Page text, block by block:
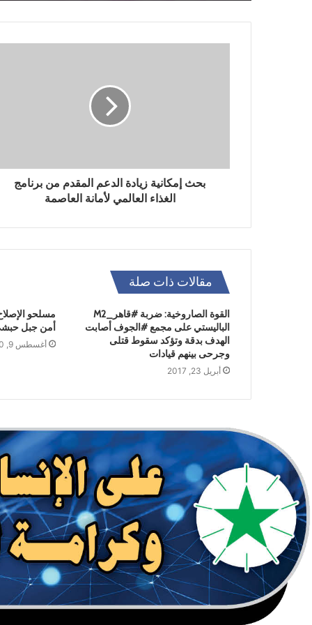
بحث إمكانية زيادة الدعم المقدم من برنامج
الغذاء العالمي لأمانة العاصمة
مقالات ذات صلة
القوة الصاروخية: ضربة #قاهر_M2
الباليستي على مجمع #الجوف أصابت
الهدف بدقة وتؤكد سقوط قتلى
وجرحى بينهم قيادات
أبريل 23, 2017
مسلحو
أمن جبل
أغسطس 9, 2020